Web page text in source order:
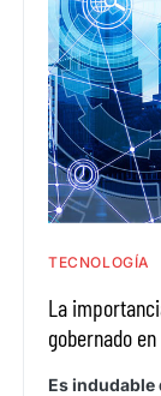
TECNOLOGÍA
La
gobernado
Es indudable